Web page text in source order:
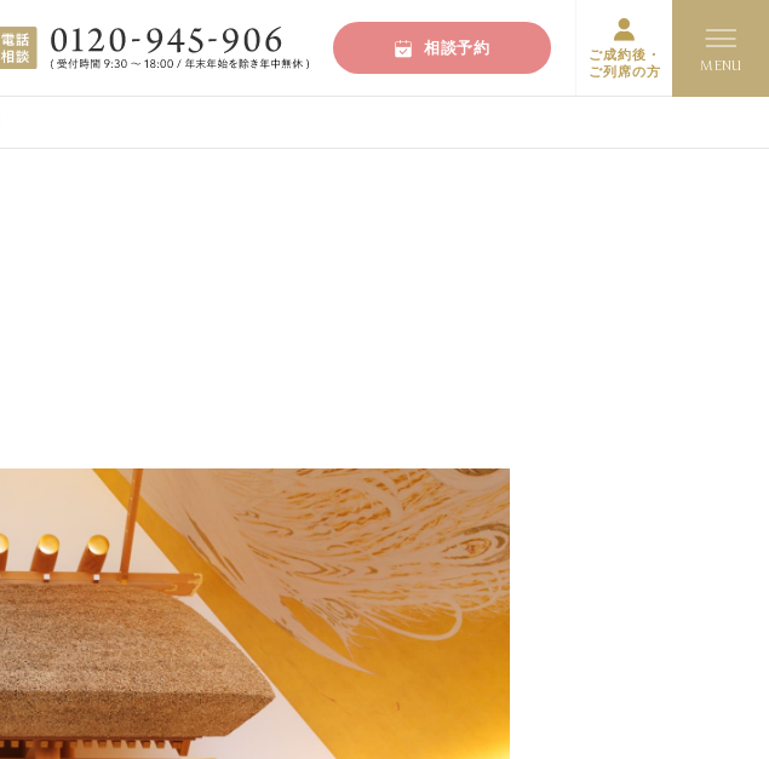
相談予約
ご成約後・
ご列席の方